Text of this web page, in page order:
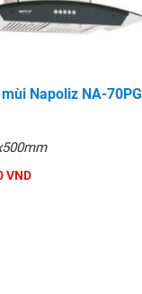
Napoliz NA-70PG
VND